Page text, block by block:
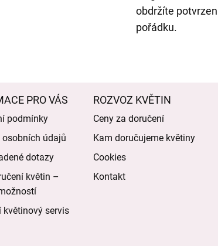
obdržíte
pořádku.
PRO VÁS
podmínky
osobních údajů
dotazy
květin –
květinový servis
ROZVOZ KVĚTIN
Ceny za doručení
Kam doručujeme květiny
Cookies
Kontakt